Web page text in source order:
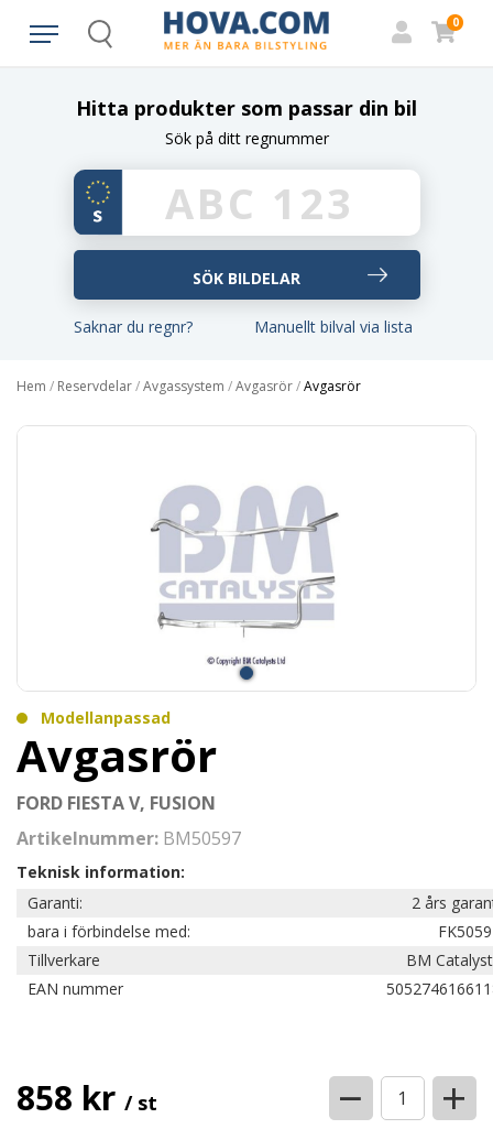
Search
0
Hitta produkter som passar din bil
Sök på ditt regnummer
Saknar du regnr? Manuellt bilval via lista
Hem / Reservdelar/Avgassystem /Avgasrör/Avgasrör
Modellanpassad
Avgasrör
FORD FIESTA V, FUSION
Artikelnummer: BM50597
Teknisk information:
Garanti:
2 års
bara i förbindelse med:
Tillverkare
BM
EAN nummer
858 kr / st − +